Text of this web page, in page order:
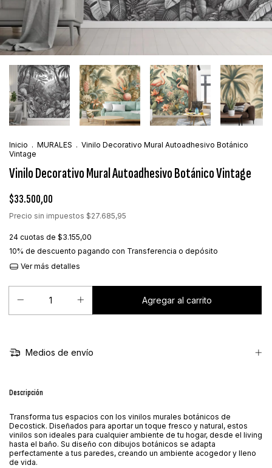
Inicio . MURALES . Vinilo Decorativo Mural Autoadhesivo Botánico
Vintage
Vinilo Decorativo Mural Autoadhesivo Botánico Vintage
$33.500,00
Precio sin impuestos $27.685,95
24 cuotas de $3.155,00
10% de descuento pagando con Transferencia o depósito
Ver más detalles
Medios de envío
Descripción
Transforma tus espacios con los vinilos murales botánicos de
Decostick. Diseñados para aportar un toque fresco y natural, estos
vinilos son ideales para cualquier ambiente de tu hogar, desde el living
hasta el baño. Su diseño con dibujos botánicos se adapta
perfectamente a tus paredes, creando un ambiente acogedor y lleno
de vida.